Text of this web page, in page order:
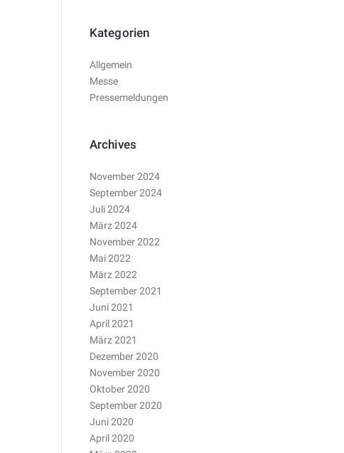
Kategorien
Allgemein
Messe
Pressemeldungen
Archives
November 2024
September 2024
Juli 2024
März 2024
November 2022
Mai 2022
März 2022
September 2021
Juni 2021
April 2021
März 2021
Dezember 2020
November 2020
Oktober 2020
September 2020
Juni 2020
April 2020